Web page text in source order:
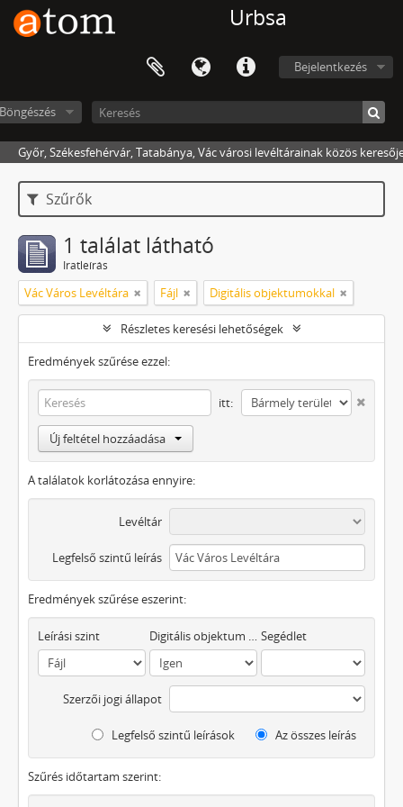
Urbsa
Bejelentkezés
Győr, Székesfehérvár, Tatabánya, Vác városi levéltárainak közös
Szűrők
1 találat látható
Iratleírás
Vác Város Levéltára Fájl Digitális objektumokkal
Részletes keresési lehetőségek
Eredmények szűrése ezzel:
itt:
Új feltétel hozzáadása
A találatok korlátozása ennyire:
Levéltár
Legfelső szintű leírás
Eredmények szűrése eszerint:
Leírási szint Digitális objektum áll rendelkezésre Segédlet
Szerzői jogi állapot
Legfelső szintű leírások Az összes leírás
Szűrés időtartam szerint: